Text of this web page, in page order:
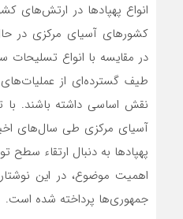
انواع پهپادها در ارتش‌های
کشورهای آسیای مرکزی در
در مقایسه با انواع تسلیحات
طیف گسترده‌ای از
نقش اساسی داشته باشند. با
آسیای مرکزی طی سال‌های
پهپادها به دنبال ارتقاء سطح
اهمیت موضوع، در این
جمهوری‌ها پرداخته شده است.